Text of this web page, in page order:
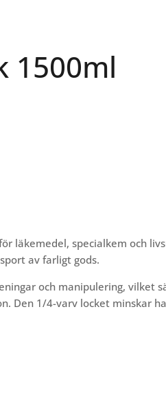
1500ml
läkemedel, specialkem och
av farligt gods.
och manipulering, vilket
Den 1/4-varv locket minskar